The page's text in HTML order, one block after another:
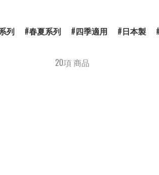
列 春夏系列 四季適用 日本製
20項 商品